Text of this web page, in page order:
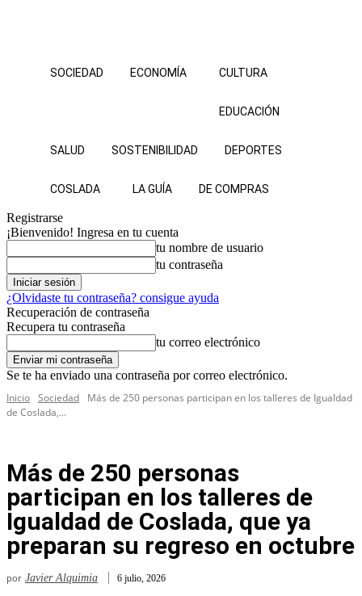
SOCIEDAD ECONOMÍA CULTURA
EDUCACIÓN
SALUD SOSTENIBILIDAD DEPORTES
COSLADA LA GUÍA DE COMPRAS
Registrarse
¡Bienvenido! Ingresa en tu cuenta
tu nombre de usuario
tu contraseña
¿Olvidaste tu contraseña? consigue ayuda
Recuperación de contraseña
Recupera tu contraseña
tu correo electrónico
Se te ha enviado una contraseña por correo electrónico.
Inicio Sociedad
Más de 250 personas participan en los talleres de Igualdad
de Coslada,...
Más de 250 personas
participan en los talleres de
Igualdad de Coslada, que ya
preparan su regreso en octubre
por Javier Alquimia 6 julio, 2026